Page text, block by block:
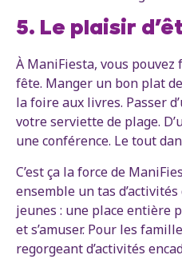
5. Le plaisir
À ManiFiesta, vous
fête. Manger un bon plat
la foire aux livres. Passer
votre serviette de plage.
une conférence. Le tout
C’est ça la force de
ensemble un tas
jeunes : une place entière
et s’amuser. Pour les
regorgeant d’activités